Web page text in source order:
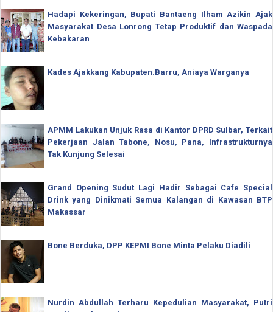
Hadapi Kekeringan, Bupati Bantaeng Ilham Azikin Ajak
Masyarakat Desa Lonrong Tetap Produktif dan Waspada
Kebakaran
Kades Ajakkang Kabupaten.Barru, Aniaya Warganya
APMM Lakukan Unjuk Rasa di Kantor DPRD Sulbar, Terkait
Pekerjaan Jalan Tabone, Nosu, Pana, Infrastrukturnya
Tak Kunjung Selesai
Grand Opening Sudut Lagi Hadir Sebagai Cafe Special
Drink yang Dinikmati Semua Kalangan di Kawasan BTP
Makassar
Bone Berduka, DPP KEPMI Bone Minta Pelaku Diadili
Nurdin Abdullah Terharu Kepedulian Masyarakat, Putri